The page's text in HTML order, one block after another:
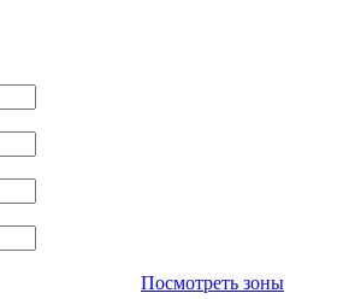
Посмотреть зоны